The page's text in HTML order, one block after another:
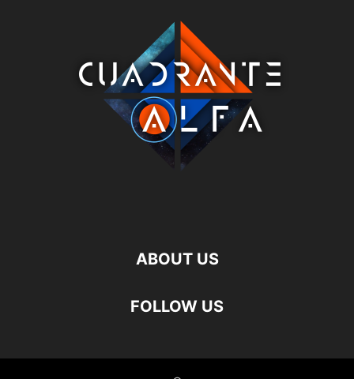
ABOUT US
FOLLOW US